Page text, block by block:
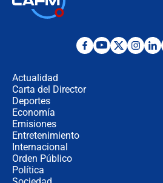
¿Por qué
Actualidad
Carta del Director
Deportes
Economía
Emisiones
Entretenimiento
Internacional
Orden Público
Política